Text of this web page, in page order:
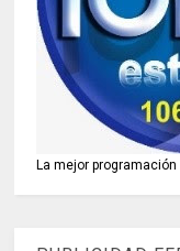
La mejor